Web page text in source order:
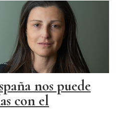
nos puede
con el